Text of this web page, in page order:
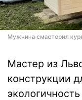
Мужчина смастерил
Мастер из
конструкции